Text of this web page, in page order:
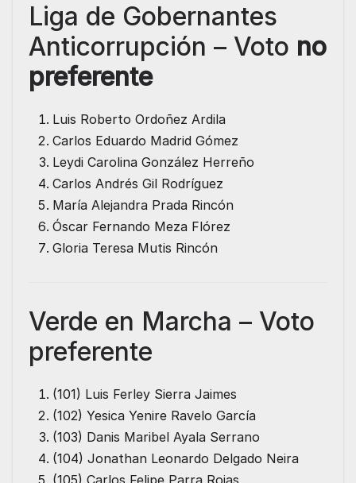
Liga de Gobernantes
Anticorrupción – Voto no
preferente
Luis Roberto Ordoñez Ardila
Carlos Eduardo Madrid Gómez
Leydi Carolina González Herreño
Carlos Andrés Gil Rodríguez
María Alejandra Prada Rincón
Óscar Fernando Meza Flórez
Gloria Teresa Mutis Rincón
Verde en Marcha – Voto
preferente
(101) Luis Ferley Sierra Jaimes
(102) Yesica Yenire Ravelo García
(103) Danis Maribel Ayala Serrano
(104) Jonathan Leonardo Delgado Neira